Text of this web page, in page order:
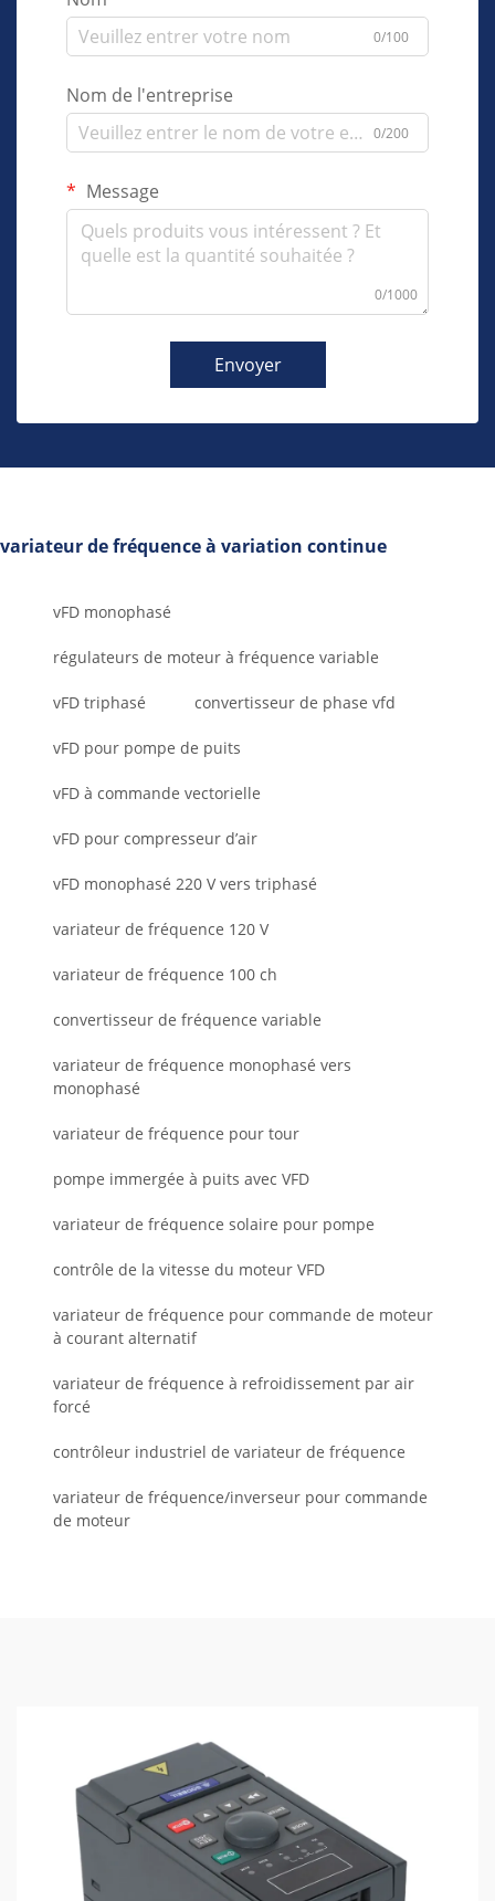
0/100
Nom de l'entreprise
0/200
Message
0/1000
Envoyer
variateur de fréquence à variation continue
vFD monophasé
régulateurs de moteur à fréquence variable
vFD triphasé convertisseur de phase vfd
vFD pour pompe de puits
vFD à commande vectorielle
vFD pour compresseur d’air
vFD monophasé 220 V vers triphasé
variateur de fréquence 120 V
variateur de fréquence 100 ch
convertisseur de fréquence variable
variateur de fréquence monophasé vers
monophasé
variateur de fréquence pour tour
pompe immergée à puits avec VFD
variateur de fréquence solaire pour pompe
contrôle de la vitesse du moteur VFD
variateur de fréquence pour commande de moteur
à courant alternatif
variateur de fréquence à refroidissement par air
forcé
contrôleur industriel de variateur de fréquence
variateur de fréquence/inverseur pour commande
de moteur